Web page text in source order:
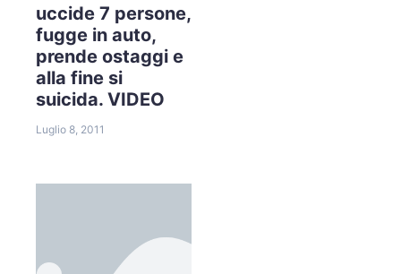
uccide 7 persone,
fugge in auto,
prende ostaggi e
alla fine si
suicida. VIDEO
Luglio 8, 2011